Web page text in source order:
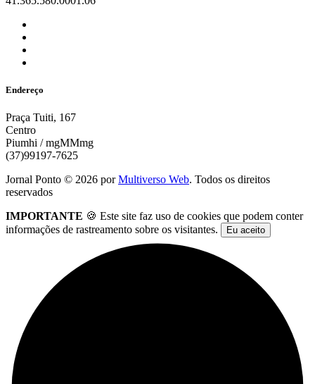
Endereço
Praça Tuiti, 167
Centro
Piumhi / mgMMmg
(37)99197-7625
Jornal Ponto © 2026 porMultiverso Web. Todos os direitos
reservados
IMPORTANTE 🍪 Este site faz uso de cookies que podem conter
informações de rastreamento sobre os visitantes.
Eu aceito